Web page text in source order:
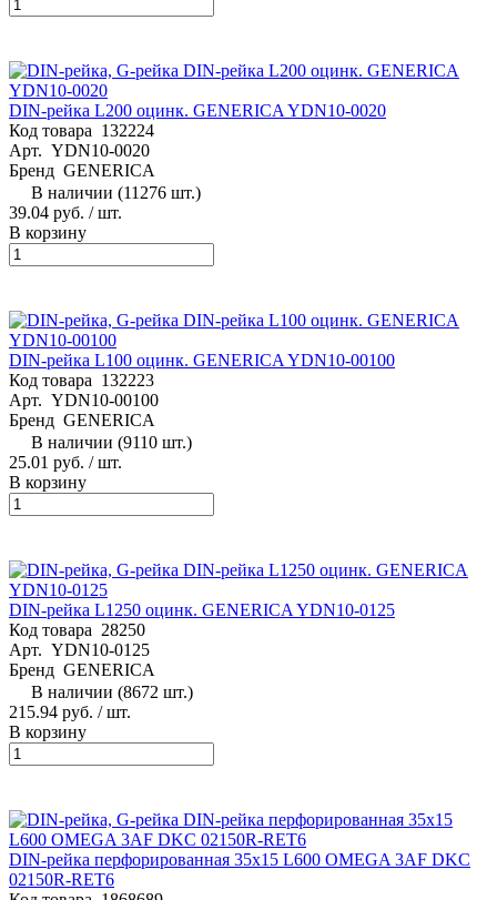
DIN-рейка L200 оцинк. GENERICA YDN10-0020
Код товара 132224
Арт. YDN10-0020
Бренд GENERICA
В наличии (11276 шт.)
39.04 руб. / шт.
В корзину
DIN-рейка L100 оцинк. GENERICA YDN10-00100
Код товара 132223
Арт. YDN10-00100
Бренд GENERICA
В наличии (9110 шт.)
25.01 руб. / шт.
В корзину
DIN-рейка L1250 оцинк. GENERICA YDN10-0125
Код товара 28250
Арт. YDN10-0125
Бренд GENERICA
В наличии (8672 шт.)
215.94 руб. / шт.
В корзину
DIN-рейка перфорированная 35х15 L600 OMEGA 3AF DKC
02150R-RET6